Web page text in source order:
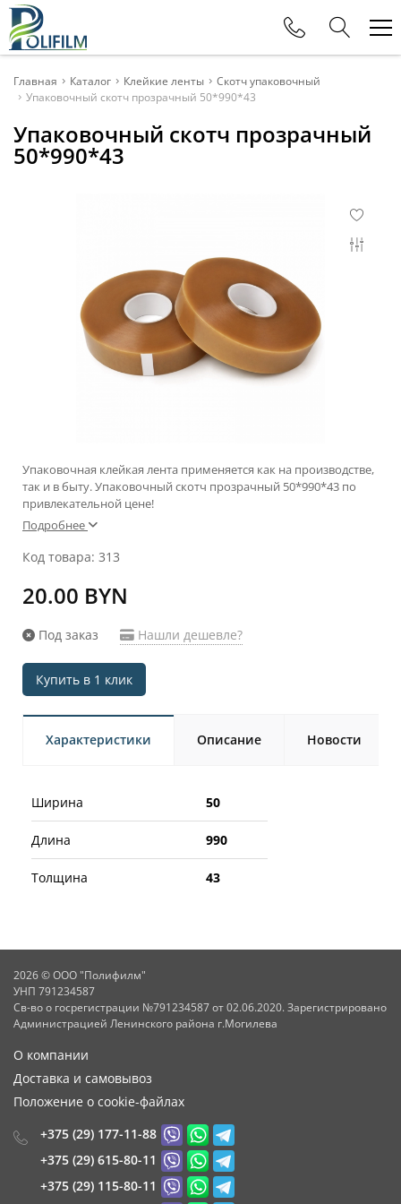
Телефоны
Офис
+375 (29) 625-32-15
Отдел продаж
Главная Каталог Клейкие ленты
Скотч упаковочный
Упаковочный скотч прозрачный 50*990*43
Упаковочный скотч прозрачный
50*990*43
Упаковочная клейкая лента применяется как на производстве,
так и в быту. Упаковочный скотч прозрачный 50*990*43 по
привлекательной цене!
Подробнее
Код товара: 313
20.00 BYN
Под заказ Нашли дешевле?
Купить в 1 клик
Характеристики Описание Новости
Ширина 50
Длина 990
Толщина 43
2026 © ООО "Полифилм"
УНП 791234587
Св-во о госрегистрации №791234587 от 02.06.2020. Зарегистрировано
Администрацией Ленинского района г.Могилева
О компании
Доставка и самовывоз
Положение о cookie-файлах
+375 (29) 177-11-88
+375 (29) 615-80-11
+375 (29) 115-80-11